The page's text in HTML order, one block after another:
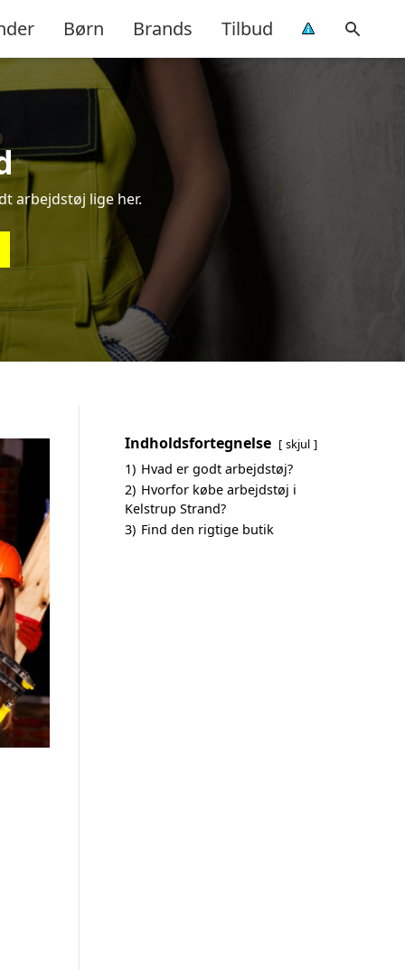
Børn Brands Tilbud
arbejdstøj lige her.
Indholdsfortegnelse skjul
1) Hvad er godt arbejdstøj?
2) Hvorfor købe arbejdstøj i
Kelstrup Strand?
3) Find den rigtige butik